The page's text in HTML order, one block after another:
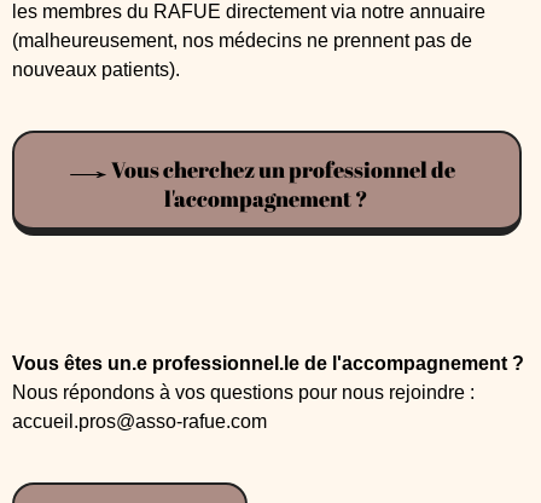
les membres du RAFUE directement via notre annuaire
(malheureusement, nos médecins ne prennent pas de
nouveaux patients).
Vous cherchez un professionnel de
l'accompagnement ?
Vous êtes un.e professionnel.le de l'accompagnement ?
Nous répondons à vos questions pour nous rejoindre :
accueil.pros@asso-rafue.com